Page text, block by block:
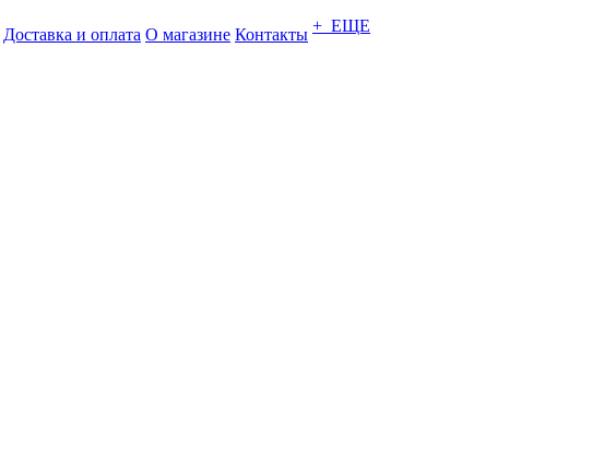
Доставка и оплата О магазине Контакты + ЕЩЕ